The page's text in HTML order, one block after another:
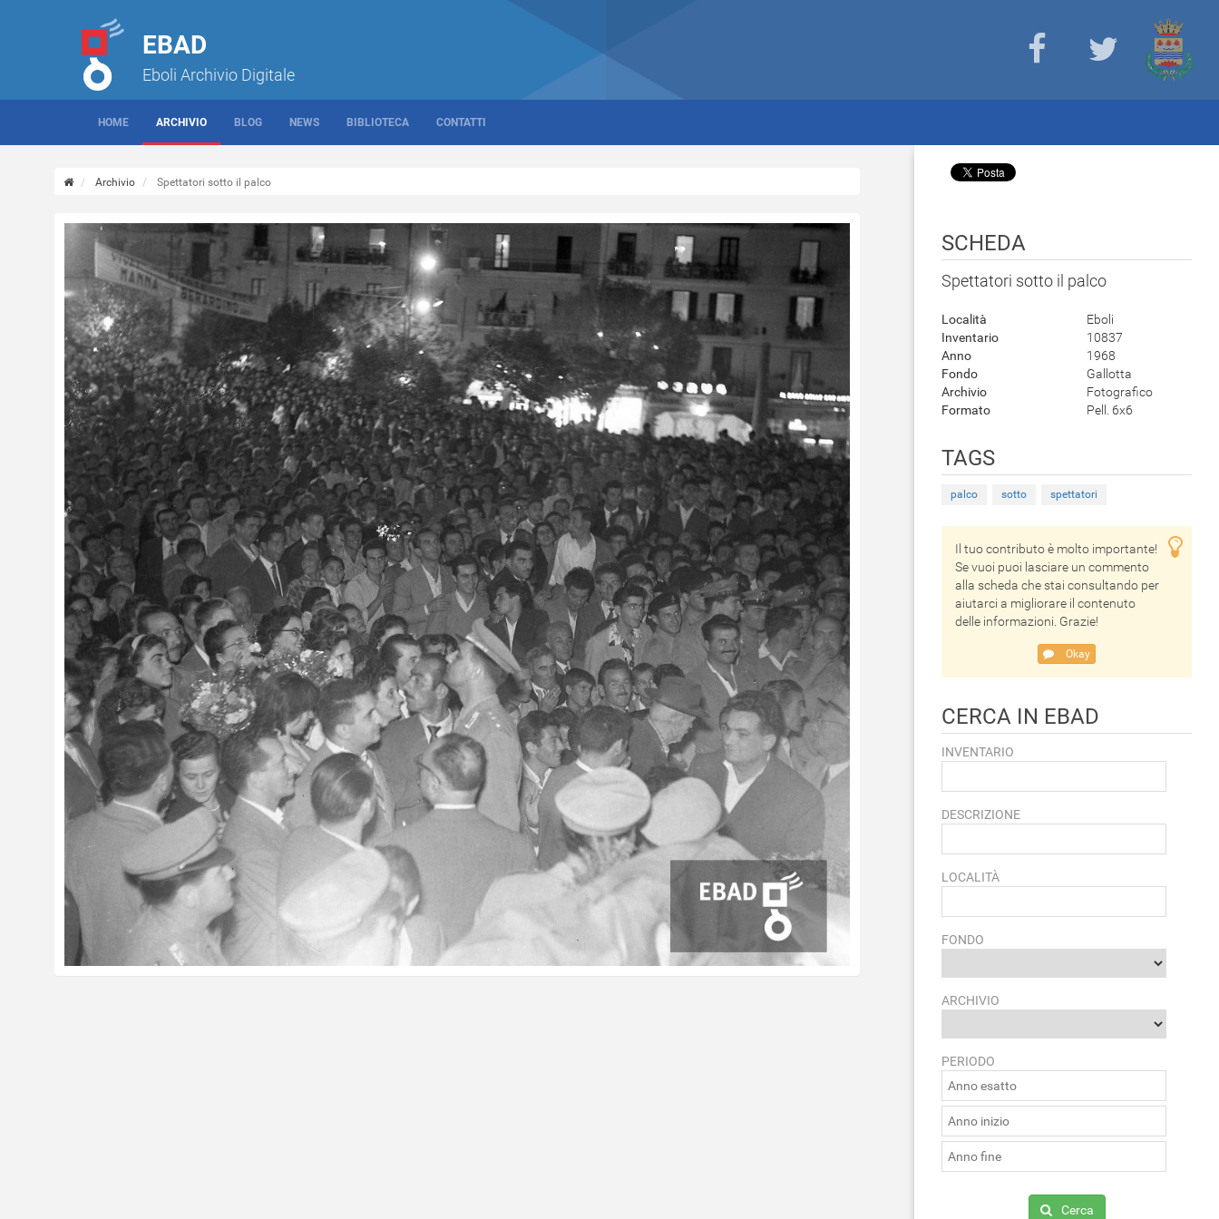
EBAD
Eboli Archivio Digitale
HOME ARCHIVIO BLOG NEWS BIBLIOTECA CONTATTI
Archivio Spettatori sotto il palco
SCHEDA
Spettatori sotto il palco
Località
Eboli
Inventario
10837
Anno
1968
Fondo
Gallotta
Archivio
Fotografico
Formato
Pell. 6x6
TAGS
palco sotto spettatori
Il tuo contributo è molto importante!
Se vuoi puoi lasciare un commento
alla scheda che stai consultando per
aiutarci a migliorare il contenuto
delle informazioni. Grazie!
Okay
CERCA IN EBAD
INVENTARIO
DESCRIZIONE
LOCALITÀ
FONDO
ARCHIVIO
PERIODO
Cerca